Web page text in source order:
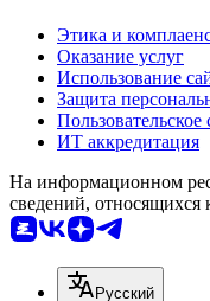
Этика и
Оказание услуг
Использование
Защита
Пользовательское
ИТ аккредитация
На информационном
сведений, относящихся
Русский